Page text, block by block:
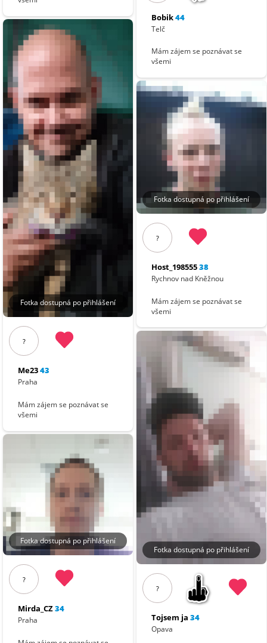
Fotka dostupná po přihlášení
?
Me2343
Praha
Mám zájem se poznávat se
všemi
Fotka dostupná po přihlášení
?
Mirda_CZ34
Praha
Bobik44
Telč
Mám zájem se poznávat se
všemi
Fotka dostupná po přihlášení
?
Host_19855538
Rychnov nad Kněžnou
Mám zájem se poznávat se
všemi
Fotka dostupná po přihlášení
?
Tojsem ja 34
Opava